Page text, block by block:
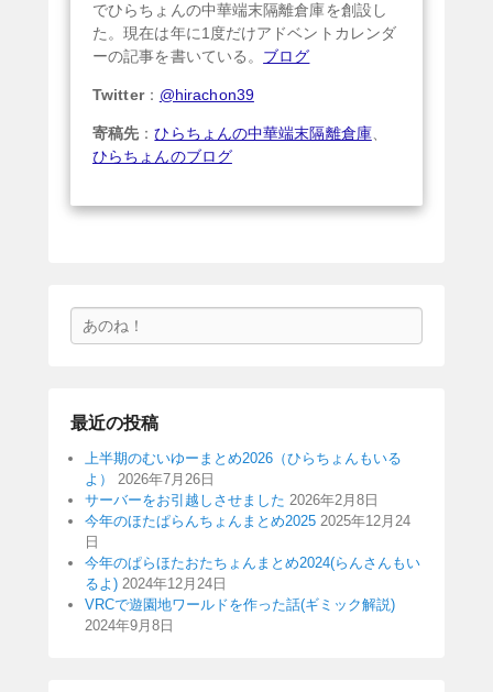
でひらちょんの中華端末隔離倉庫を創設し
た。現在は年に1度だけアドベントカレンダ
ーの記事を書いている。 ブログ
Twitter： @hirachon39
寄稿先 ：ひらちょんの中華端末隔離倉庫、
ひらちょんのブログ
索
最近の投稿
上半期のむいゆーまとめ2026（ひらちょんもいる
よ）
2026年7月26日
サーバーをお引越しさせました 2026年2月8日
今年のほたぱらんちょんまとめ2025 2025年12月24
日
今年のぱらほたおたちょんまとめ2024(らんさんもい
るよ) 2024年12月24日
VRCで遊園地ワールドを作った話(ギミック解説)
2024年9月8日